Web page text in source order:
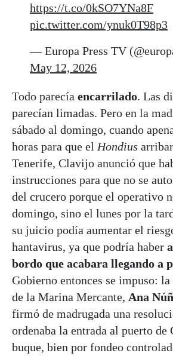
https://t.co/0kSO7YNa8F
pic.twitter.com/ynuk0T98p3
— Europa Press TV
May 12, 2026
Todo parecía encarrilado. Las
parecían limadas. Pero en la
sábado al domingo, cuando
horas para que el Hondius
Tenerife, Clavijo anunció que
instrucciones para que no se
del crucero porque el operativo
domingo, sino el lunes por la
su juicio podía aumentar el
hantavirus, ya que podría haber
bordo que acabara llegando a
Gobierno entonces se impuso:
de la Marina Mercante, Ana
firmó de madrugada una
ordenaba la entrada al puerto de
buque, bien por fondeo